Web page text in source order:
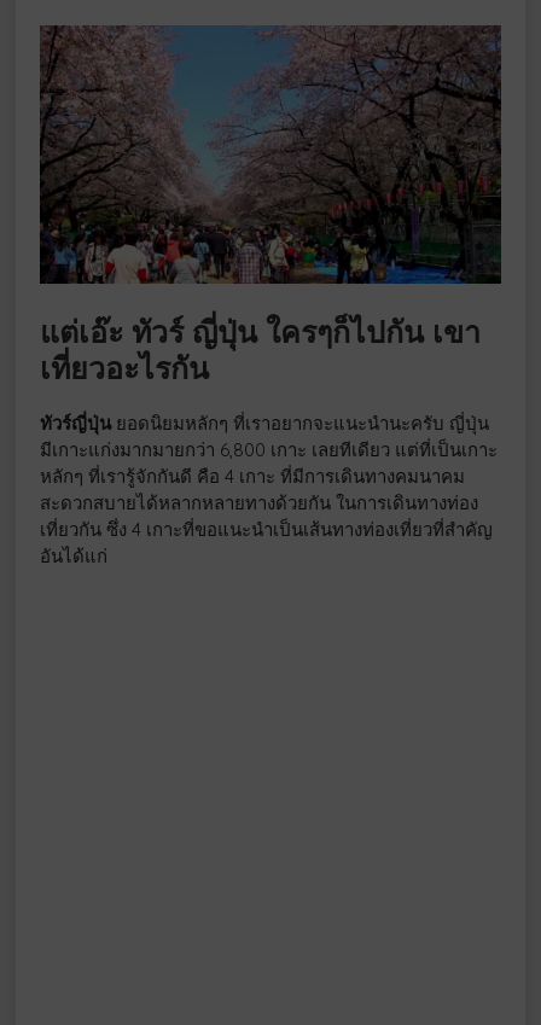
แต่เอ๊ะ ทัวร์ ญี่ปุ่น ใครๆก็ไปกัน เขา
เที่ยวอะไรกัน
ทัวร์ญี่ปุ่นยอดนิยมหลักๆ ที่เราอยากจะแนะนำนะครับ ญี่ปุ่น
มีเกาะแก่งมากมายกว่า 6,800 เกาะ เลยทีเดียว แต่ที่เป็นเกาะ
หลักๆ ที่เรารู้จักกันดี คือ 4 เกาะ ที่มีการเดินทางคมนาคม
สะดวกสบายได้หลากหลายทางด้วยกัน ในการเดินทางท่อง
เที่ยวกัน ซึ่ง 4 เกาะที่ขอแนะนำเป็นเส้นทางท่องเที่ยวที่สำคัญ
อันได้แก่